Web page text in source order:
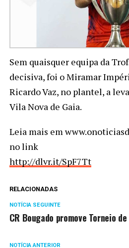
Sem quaisquer equipa da
decisiva, foi o Miramar
Ricardo Vaz, no plantel, a
Vila Nova de Gaia.
Leia mais em
no link
http://dlvr.it/SpF7Tt
RELACIONADAS
NOTÍCIA SEGUINTE
CR Bougado promove Torneio
NOTÍCIA ANTERIOR